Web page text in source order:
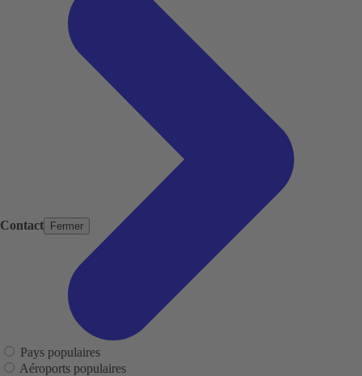
Contact Fermer
Pays populaires
Aéroports populaires